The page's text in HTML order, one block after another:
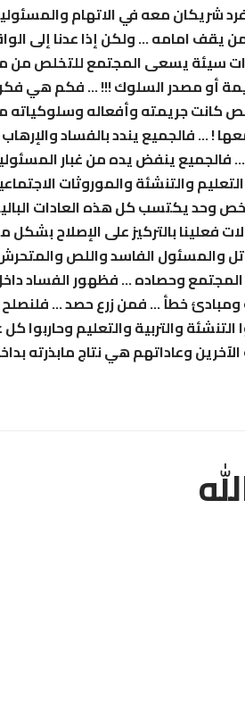
شريكان معه في الاتهام
يقف امامه … ولكن إذا عدنا إلى
سيئة يسعى المجتمع للتخلص من
أو مصدر السلوك !!! … فكم هي
كانت جريمته وأفعاله وسلوكياته
! … فالجميع يندد بالفساد
فالجميع ينفض يده من غبار
والتنشئة والموروثات
يكتسب كل هذه العادات البالية
فعلينا بالتركيز على الإصلاح
والمسئول الفاسد واللص
المجتمع وحصاده … فظهور الفساد
خطأ … فمن زرع حصد … فلنصلح
والتربية والتعليم وحاربوا
وعاداتهم هي نتاج مابذرته